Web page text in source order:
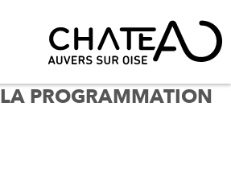
PROGRAMMATION